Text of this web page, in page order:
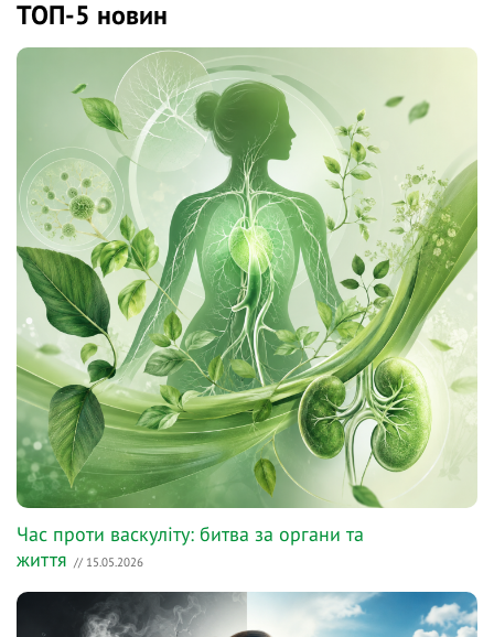
ТОП-5 новин
Час проти васкуліту: битва за органи та
життя // 15.05.2026